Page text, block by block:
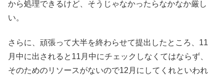
から処理できるけど、そうじゃなかったらなかなか厳し
い。
さらに、頑張って大半を終わらせて提出したところ、11
月中に出されると11月中にチェックしなくてはならず、
そのためのリソースがないので12月にしてくれといわれ